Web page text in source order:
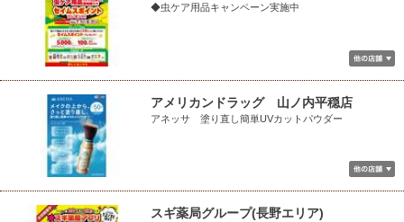
◆虫ケア用品キャンペーン実施中
アメリカンドラッグ 山ノ内平穏店
アネッサ 塗り直し簡単UVカットパウダー
スギ薬局グループ(長野エリア)